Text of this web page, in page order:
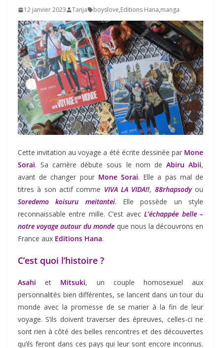
12 janvier 2023 Tanja boyslove,Editions Hana,manga
Cette invitation au voyage a été écrite dessinée par Mone
Sorai. Sa carrière débute sous le nom de Abiru Abii,
avant de changer pour Mone Sorai. Elle a pas mal de
titres à son actif comme VIVA LA VIDA!!, 88rhapsody ou
Soredemo koisuru meitantei. Elle possède un style
reconnaissable entre mille. C’est avecL’échappée belle –
notre voyage autour du monde que nous la découvrons en
France aux Editions Hana.
C’est quoi l’histoire ?
Asahi et Mitsuki, un couple homosexuel aux
personnalités bien différentes, se lancent dans un tour du
monde avec la promesse de se marier à la fin de leur
voyage. S’ils doivent traverser des épreuves, celles-ci ne
sont rien à côté des belles rencontres et des découvertes
qu’ils feront dans ces pays qui leur sont encore inconnus.